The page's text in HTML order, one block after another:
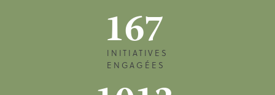
167
INITIATIVES
ENGAGÉES